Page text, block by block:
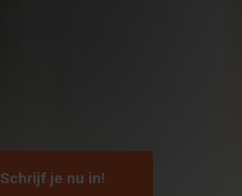
Schrijf je nu in!